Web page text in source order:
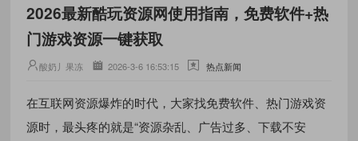
2026最新酷玩资源网使用指南，免费软件+热
门游戏资源一键获取
酸奶丿果冻 2026-3-6 16:53:15 热点新闻
在互联网资源爆炸的时代，大家找免费软件、热门游戏资
源时，最头疼的就是“资源杂乱、广告过多、下载不安